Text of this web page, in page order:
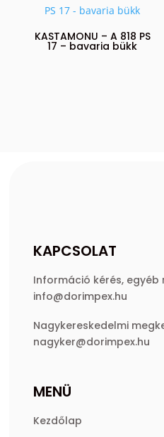
KASTAMONU – A 818 PS
17 – bavaria bükk
KAPCSOLAT
Információ kérés, egyéb
info@dorimpex.hu
Nagykereskedelmi
nagyker@dorimpex.hu
MENÜ
Kezdőlap